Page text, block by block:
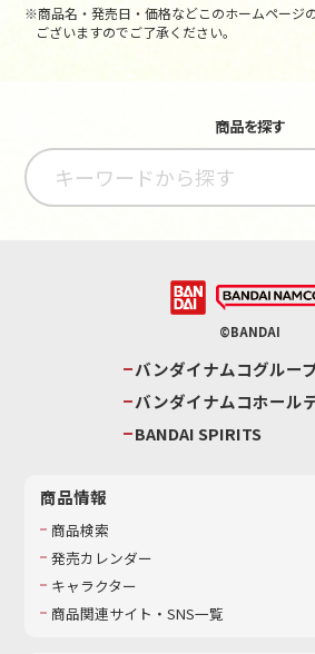
※商品名・発売日・価格などこのホームページ
ございますのでご了承ください。
商品を探す
©BANDAI
バンダイナムコグルー
バンダイナムコホール
BANDAI SPIRITS
商品情報
商品検索
発売カレンダー
キャラクター
商品関連サイト・SNS一覧